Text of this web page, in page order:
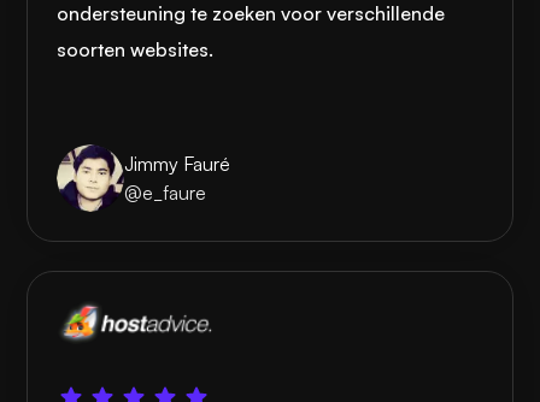
ondersteuning te zoeken voor verschillende
soorten websites.
Jimmy Fauré
@e_faure